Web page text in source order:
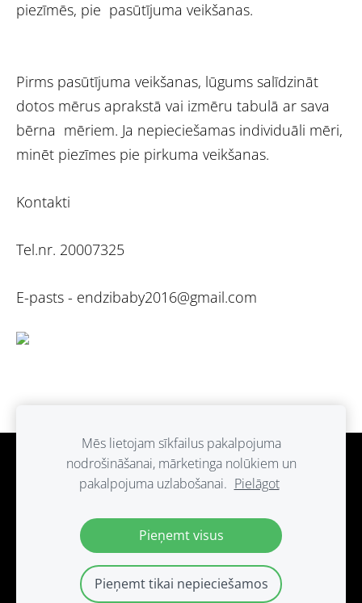
piezīmēs, pie pasūtījuma veikšanas.
Pirms pasūtījuma veikšanas, lūgums salīdzināt
dotos mērus aprakstā vai izmēru tabulā ar sava
bērna mēriem. Ja nepieciešamas individuāli mēri,
minēt piezīmes pie pirkuma veikšanas.
Kontakti
Tel.nr. 20007325
E-pasts - endzibaby2016@gmail.com
Sīkdatnes
Paldies ka atbalsti ražots Latvijā.
Mēs lietojam sīkfailus pakalpojuma
nodrošināšanai, mārketinga nolūkiem un
pakalpojuma uzlabošanai. Pielāgot
Pieņemt visus
Pieņemt tikai nepieciešamos